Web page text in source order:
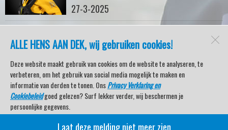
ALLE HENS AAN DEK, wij gebruiken cookies!
Deze website maakt gebruik van cookies om de website te analyseren, te
verbeteren, om het gebruik van social media mogelijk te maken en
informatie van derden te tonen. OnsPrivacy Verklaring en
Cookiebeleidgoed gelezen? Surf lekker verder, wij beschermen je
persoonlijke gegevens.
Veel kijkplezier met Watersport TV Beleving & Nieuws!
Laat deze melding niet meer zien
27-3-2025
watersport-tv
Lemmer
Open desktopversie